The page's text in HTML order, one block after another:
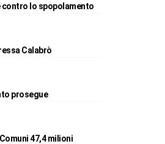
contro lo spopolamento
Calabrò
prosegue
47,4 milioni